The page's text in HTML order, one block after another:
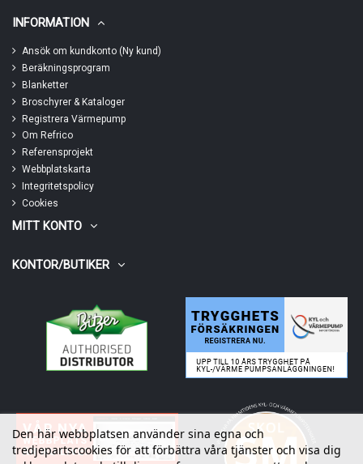
INFORMATION
Ansök om kundkonto (Ny kund)
Beräkningsprogram
Blanketter
Broschyrer & Kataloger
Registrera Värmepump
Om Refrico
Referensprojekt
Webbplatskarta
Integritetspolicy
Cookies
MITT KONTO
KONTOR/BUTIKER
Den här webbplatsen använder sina egna och
tredjepartscookies för att förbättra våra tjänster och visa dig